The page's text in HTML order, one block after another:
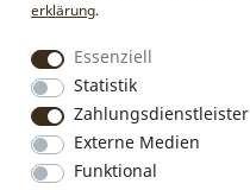
Social Media
Instagram
Facebook
erklärung.
Essenziell
Statistik
Zahlungsdienstleister
Externe Medien
Funktional